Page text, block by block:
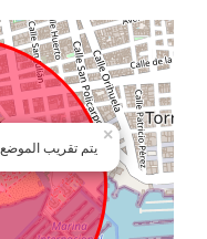
يتم تقريب
×